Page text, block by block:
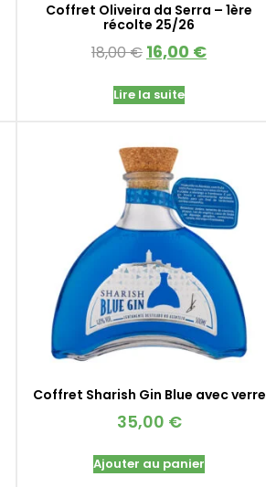
Coffret Oliveira da Serra – 1ère
récolte 25/26
18,00€ 16,00 €
Lire la suite
Coffret Sharish Gin Blue avec verre
35,00 €
Ajouter au panier